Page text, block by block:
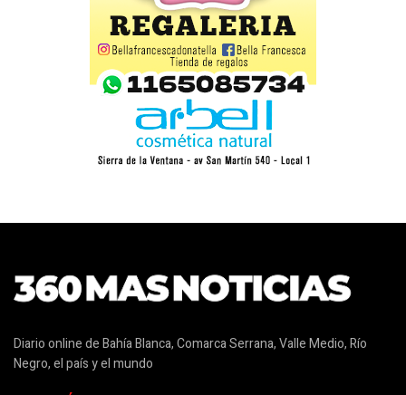
Diario online de Bahía Blanca, Comarca Serrana, Valle Medio, Río
Negro, el país y el mundo